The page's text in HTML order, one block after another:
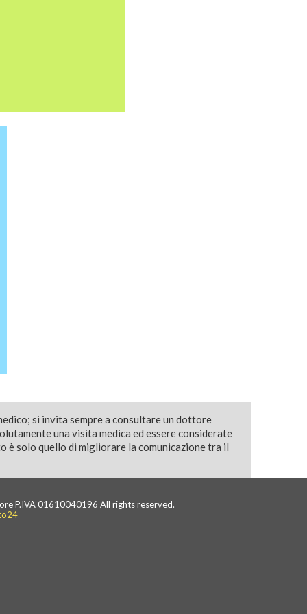
si invita sempre a consultare un dottore
una visita medica ed essere considerate
è solo quello di migliorare la comunicazione tra il
P.IVA 01610040196 All rights reserved.